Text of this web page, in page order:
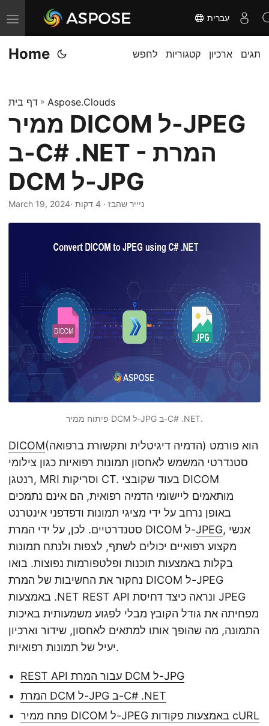
T
o
g
e
n
i
g
a
t
עִברִית
Home לחפש קטגוריות ארכיון תגים
דף בית » Aspose.Clouds
ממיר DICOM ל-JPEG
ב-C# .NET - המרת
DCM ל-JPG
March 19, 2024 · ניייר שהבז · 4 דקות
פיתוח ממיר DCM ל-JPG ב-C# .NET.
DICOM(הדמיה דיגיטלית ותקשורת ברפואה) הוא פורמט
סטנדרטי המשמש לאחסון תמונות רפואיות כגון צילומי
רנטגן, MRI וסריקות CT. בעוד שקובצי DICOM
מותאמים ליישומי הדמיה רפואית, הם אינם נתמכים
באופן נרחב על ידי מציגי תמונות ודפדפני אינטרנט
סטנדרטיים. לכן, על ידי המרת DICOM ל-JPEG, אנשי
מקצוע רפואיים יכולים לשתף, לצפות ולנתח תמונות
בקלות באמצעות תוכנות ופלטפורמות נפוצות. בואו
נחקור את החשיבות של המרת DICOM ל-JPEG
באמצעות .NET REST API ונראה כיצד דחיסת JPEG
מפחיתה את גודל הקובץ מבלי לפגוע משמעותית באיכות
התמונה, מה שהופך אותו למתאים לאחסון, שידור וארכיון
יעיל של תמונות רפואיות.
REST API עבור המרת DCM ל-JPG
המרת DCM ל-JPG ב-C# .NET
פתח ממיר DICOM ל-JPEG באמצעות פקודות cURL